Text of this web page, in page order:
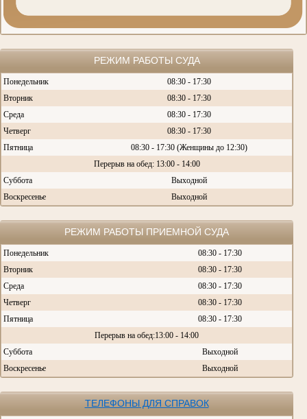
РЕЖИМ РАБОТЫ СУДА
Понедельник
08:30 - 17:30
Вторник
08:30 - 17:30
Среда
08:30 - 17:30
Четверг
08:30 - 17:30
Пятница
08:30 - 17:30 (Женщины до 12:30)
Перерыв на обед: 13:00 - 14:00
Суббота
Выходной
Воскресенье
Выходной
РЕЖИМ РАБОТЫ ПРИЕМНОЙ СУДА
Понедельник
08:30 - 17:30
Вторник
08:30 - 17:30
Среда
08:30 - 17:30
Четверг
08:30 - 17:30
Пятница
08:30 - 17:30
Перерыв на обед:13:00 - 14:00
Суббота
Выходной
Воскресенье
Выходной
ТЕЛЕФОНЫ ДЛЯ СПРАВОК